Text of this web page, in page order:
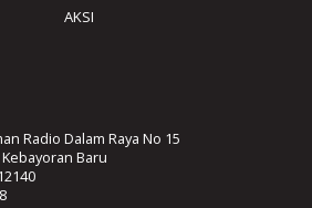
AKSI
Radio Dalam Raya No 15
Baru